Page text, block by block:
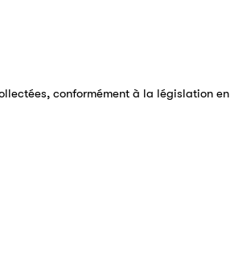
conformément à la législation en